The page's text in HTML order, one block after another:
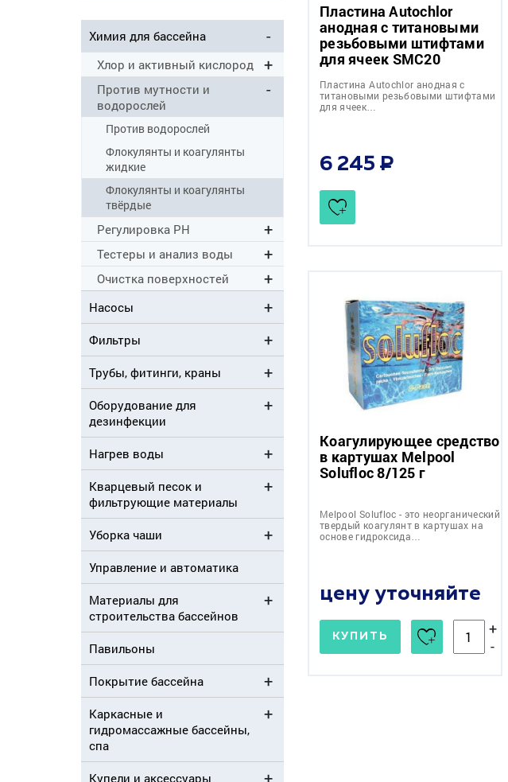
Химия для бассейна
Хлор и активный кислород
Против мутности и
водорослей
Против водорослей
Флокулянты и коагулянты
жидкие
Флокулянты и коагулянты
твёрдые
Регулировка PH
Тестеры и анализ воды
Очистка поверхностей
Насосы
Фильтры
Трубы, фитинги, краны
Оборудование для
дезинфекции
Нагрев воды
Кварцевый песок и
фильтрующие материалы
Уборка чаши
Управление и автоматика
Материалы для
строительства бассейнов
Павильоны
Покрытие бассейна
Каркасные и
гидромассажные бассейны,
спа
Купели и аксессуары
Пластина Autochlor
анодная с титановыми
резьбовыми штифтами
для ячеек SMC20
Пластина Autochlor анодная с
титановыми резьбовыми штифтами
для ячеек…
6 245
Коагулирующее средство
в картушах Melpool
Solufloc 8/125 г
Melpool Solufloc - это неорганический
твердый коагулянт в картушах на
основе гидроксида…
цену уточняйте
КУПИТЬ
+
-